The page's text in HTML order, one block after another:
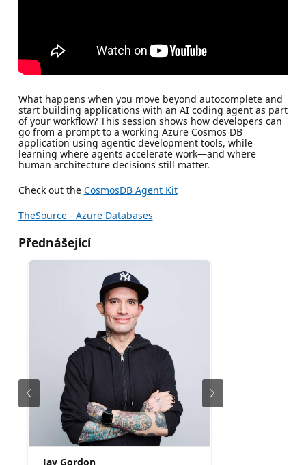
What happens when you move beyond autocomplete and
start building applications with an AI coding agent as part
of your workflow? This session shows how developers can
go from a prompt to a working Azure Cosmos DB
application using agentic development tools, while
learning where agents accelerate work—and where
human architecture decisions still matter.
Check out the CosmosDB Agent Kit
TheSource - Azure Databases
Přednášející
Jay Gordon